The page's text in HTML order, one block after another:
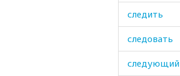
следить
следовать
следующий